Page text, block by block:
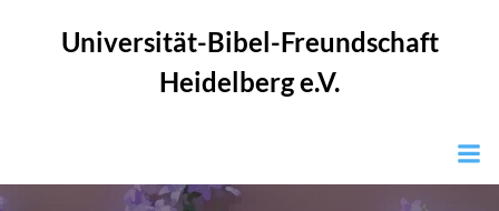
Inhalt
Universität-Bibel-Freundschaft
Heidelberg e.V.